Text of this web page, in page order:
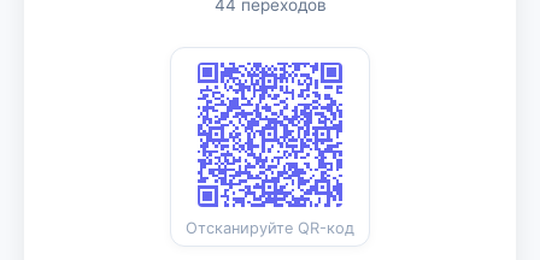
44 переходов
Отсканируйте QR-код